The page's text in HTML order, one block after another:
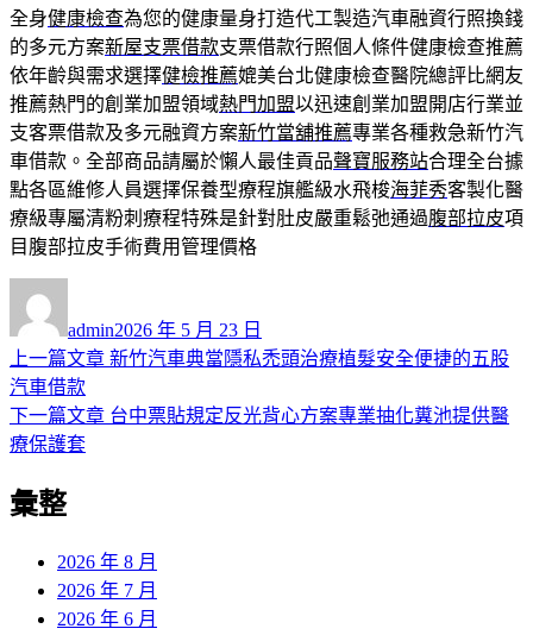
全身健康檢查為您的健康量身打造代工製造汽車融資行照換錢
的多元方案新屋支票借款支票借款行照個人條件健康檢查推薦
依年齡與需求選擇健檢推薦媲美台北健康檢查醫院總評比網友
推薦熱門的創業加盟領域熱門加盟以迅速創業加盟開店行業並
支客票借款及多元融資方案新竹當舖推薦專業各種救急新竹汽
車借款。全部商品請屬於懶人最佳貢品聲寶服務站合理全台據
點各區維修人員選擇保養型療程旗艦級水飛梭海菲秀客製化醫
療級專屬清粉刺療程特殊是針對肚皮嚴重鬆弛通過腹部拉皮項
目腹部拉皮手術費用管理價格
者
admin佈
日
2026 年 5 月 23 日
文
章
導
覽
上一篇文章 上
篇
新竹汽車典當隱私禿頭治療植髮安全便捷的五股
汽車借款
下一篇文章 下
台中票貼規定反光背心方案專業抽化糞池提供醫
療保護套
彙整
2026 年 8 月
2026 年 7 月
2026 年 6 月